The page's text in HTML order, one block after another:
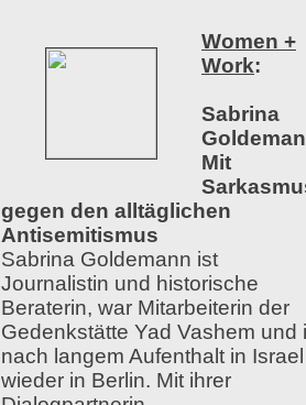
Women +
Work:
Sabrina
Mit
gegen den alltäglichen
Antisemitismus
Sabrina Goldemann ist
Journalistin und historische
Beraterin, war Mitarbeiterin der
Gedenkstätte Yad Vashem und
nach langem Aufenthalt in Israel
wieder in Berlin. Mit ihrer